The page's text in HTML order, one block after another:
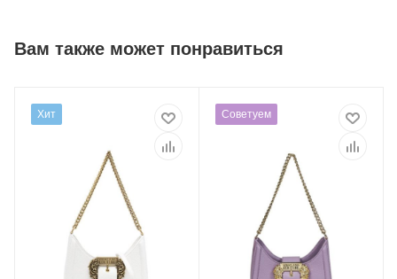
Вам также может понравиться
Хит Советуем